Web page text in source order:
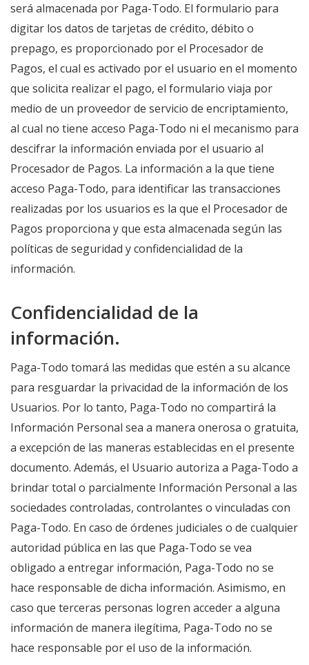
será almacenada por Paga-Todo. El formulario para
digitar los datos de tarjetas de crédito, débito o
prepago, es proporcionado por el Procesador de
Pagos, el cual es activado por el usuario en el momento
que solicita realizar el pago, el formulario viaja por
medio de un proveedor de servicio de encriptamiento,
al cual no tiene acceso Paga-Todo ni el mecanismo para
descifrar la información enviada por el usuario al
Procesador de Pagos. La información a la que tiene
acceso Paga-Todo, para identificar las transacciones
realizadas por los usuarios es la que el Procesador de
Pagos proporciona y que esta almacenada según las
políticas de seguridad y confidencialidad de la
información.
Confidencialidad de la
información.
Paga-Todo tomará las medidas que estén a su alcance
para resguardar la privacidad de la información de los
Usuarios. Por lo tanto, Paga-Todo no compartirá la
Información Personal sea a manera onerosa o gratuita,
a excepción de las maneras establecidas en el presente
documento. Además, el Usuario autoriza a Paga-Todo a
brindar total o parcialmente Información Personal a las
sociedades controladas, controlantes o vinculadas con
Paga-Todo. En caso de órdenes judiciales o de cualquier
autoridad pública en las que Paga-Todo se vea
obligado a entregar información, Paga-Todo no se
hace responsable de dicha información. Asimismo, en
caso que terceras personas logren acceder a alguna
información de manera ilegítima, Paga-Todo no se
hace responsable por el uso de la información.